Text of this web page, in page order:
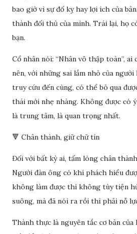
bao giờ vì sự đố kỵ hay lợi ích của
thành đối thủ của mình. Trái lại, họ
bạn.
Cổ nhân nói: “Nhân vô thập toàn”, ai
nên, với những sai lầm nhỏ của
truy cứu đến cùng, có thể bỏ qua
thái mới nhẹ nhàng. Không được có
là trung tâm, là quan trọng nhất.
🔻 Chân thành, giữ chữ tín
Đối với bất kỳ ai, tấm lòng chân
Người đàn ông có khí phách hiểu
không làm được thì không tùy tiện
suông, mà đã nói ra rồi thì phải nỗ
Thành thực là nguyên tắc cơ bản của